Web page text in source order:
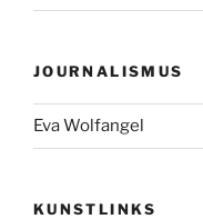
JOURNALISMUS
Eva Wolfangel
KUNSTLINKS